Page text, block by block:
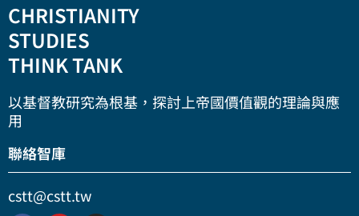
CHRISTIANITY
STUDIES
THINK TANK
以基督教研究為根基，探討上帝國價值觀的理論與應
用
聯絡智庫
cstt@cstt.tw